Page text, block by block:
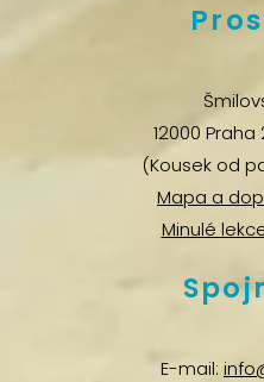
12000
(Kousek od
Mapa a
Minulé
E-mail: